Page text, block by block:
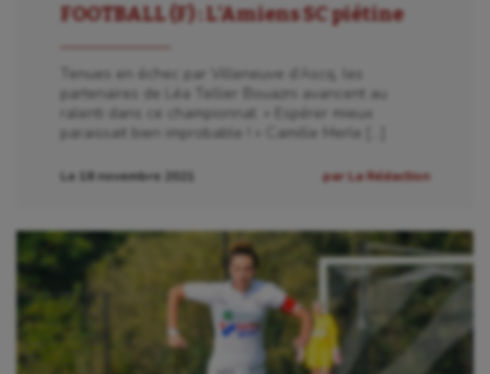
FOOTBALL (F) : L’Amiens SC piétine
Tenues en échec par Villeneuve d’Ascq, les
partenaires de Léa Tellier Bouazni avancent au
ralenti dans ce championnat. « Espérer mieux
paraissait bien improbable ! » Camille Merle […]
Le 18 novembre 2021 par La Rédaction